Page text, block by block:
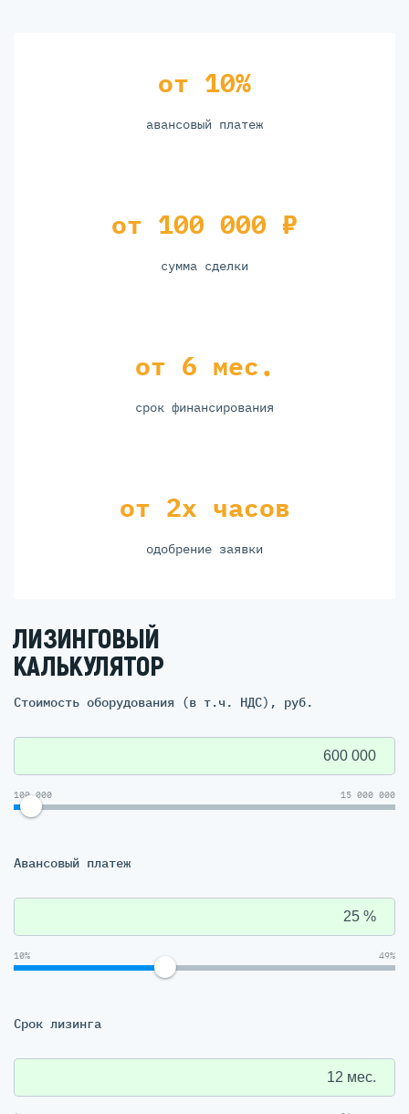
от 10%
авансовый платеж
от 100 000 ₽
сумма сделки
от 6 мес.
срок финансирования
от 2х часов
одобрение заявки
ЛИЗИНГОВЫЙ
КАЛЬКУЛЯТОР
Стоимость оборудования (в т.ч. НДС), руб.
100 000 15 000 000
Авансовый платеж
10% 49%
Срок лизинга